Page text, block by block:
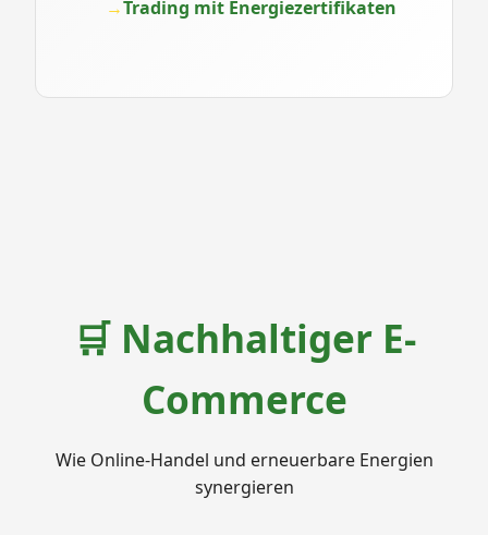
Trading mit Energiezertifikaten
🛒 Nachhaltiger E-
Commerce
Wie Online-Handel und erneuerbare Energien
synergieren